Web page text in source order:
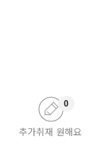
추가취재 원해요
0